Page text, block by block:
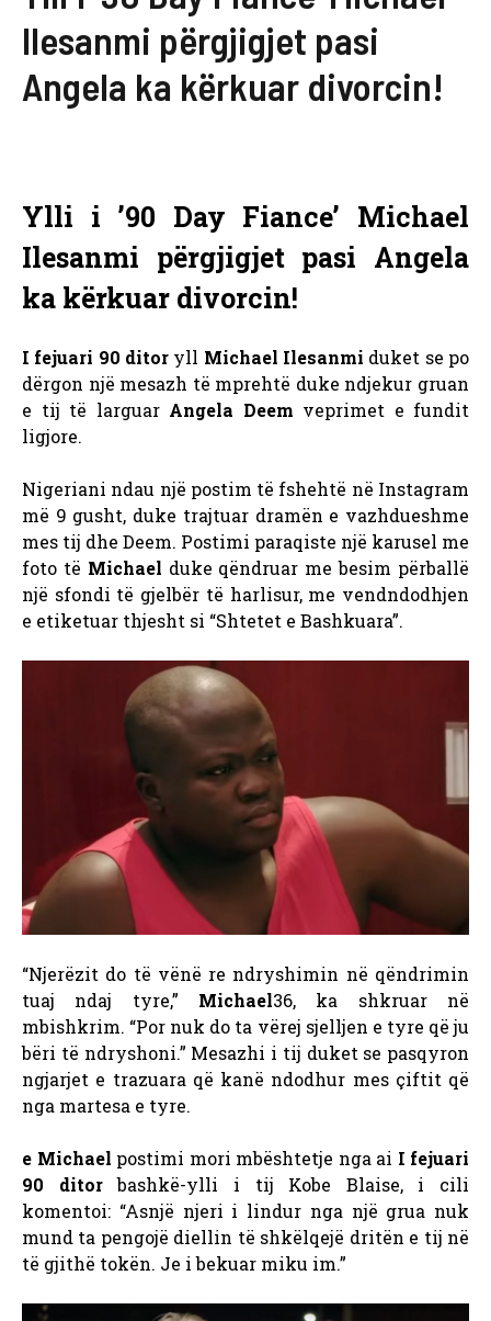
Ilesanmi përgjigjet pasi
Angela ka kërkuar divorcin!
Ylli i ’90 Day Fiance’ Michael
Ilesanmi përgjigjet pasi Angela
ka kërkuar divorcin!
I fejuari 90 ditor yll Michael Ilesanmi duket se po
dërgon një mesazh të mprehtë duke ndjekur gruan
e tij të larguar Angela Deem veprimet e fundit
ligjore.
Nigeriani ndau një postim të fshehtë në Instagram
më 9 gusht, duke trajtuar dramën e vazhdueshme
mes tij dhe Deem. Postimi paraqiste një karusel me
foto të Michael duke qëndruar me besim përballë
një sfondi të gjelbër të harlisur, me vendndodhjen
e etiketuar thjesht si “Shtetet e Bashkuara”.
“Njerëzit do të vënë re ndryshimin në qëndrimin
tuaj ndaj tyre,” Michael36, ka shkruar në
mbishkrim. “Por nuk do ta vërej sjelljen e tyre që ju
bëri të ndryshoni.” Mesazhi i tij duket se pasqyron
ngjarjet e trazuara që kanë ndodhur mes çiftit që
nga martesa e tyre.
e Michael postimi mori mbështetje nga ai I fejuari
90 ditorbashkë-ylli i tij Kobe Blaise, i cili
komentoi: “Asnjë njeri i lindur nga një grua nuk
mund ta pengojë diellin të shkëlqejë dritën e tij në
të gjithë tokën. Je i bekuar miku im.”